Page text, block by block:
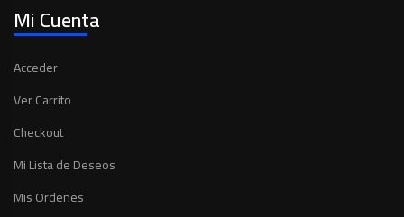
Mi Cuenta
Acceder
Ver Carrito
Checkout
Mi Lista de Deseos
Mis Ordenes